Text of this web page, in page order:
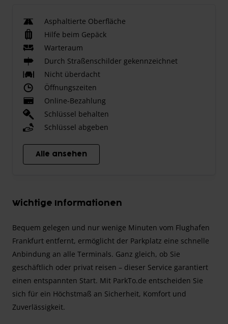
Asphaltierte Oberfläche
Hilfe beim Gepäck
Warteraum
Durch Straßenschilder gekennzeichnet
Nicht überdacht
Öffnungszeiten
Online-Bezahlung
Schlüssel behalten
Schlüssel abgeben
Alle ansehen
Wichtige Informationen
Bequem gelegen und nur wenige Minuten vom Flughafen
Frankfurt entfernt, ermöglicht der Parkplatz eine schnelle
Anbindung an alle Terminals. Ganz gleich, ob Sie
geschäftlich oder privat reisen – dieser Service garantiert
einen entspannten Start. Mit ParkTo.de entscheiden Sie
sich für ein Höchstmaß an Sicherheit, Komfort und
Zuverlässigkeit.